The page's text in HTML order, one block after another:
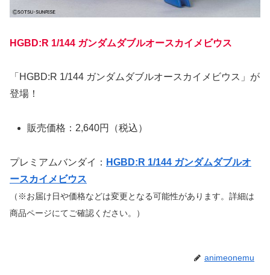
HGBD:R 1/144 ガンダムダブルオースカイメビウス
「HGBD:R 1/144 ガンダムダブルオースカイメビウス」が
登場！
販売価格：2,640円（税込）
プレミアムバンダイ： HGBD:R 1/144 ガンダムダブルオ
ースカイメビウス
（※お届け日や価格などは変更となる可能性があります。詳細は
商品ページにてご確認ください。）
animeonemu